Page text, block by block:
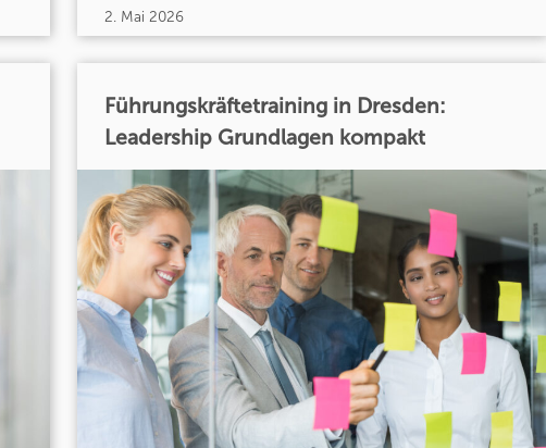
2. Mai 2026
Führungskräftetraining in Dresden:
Leadership Grundlagen kompakt